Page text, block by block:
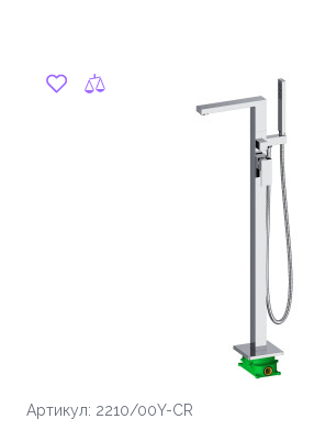
Артикул: 2210/00Y-CR